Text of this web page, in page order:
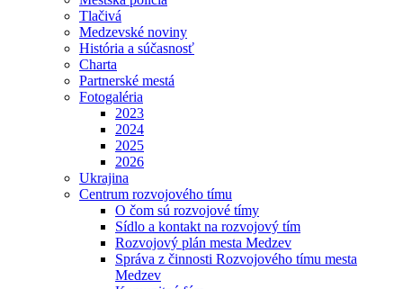
Tlačivá
Medzevské noviny
História a súčasnosť
Charta
Partnerské mestá
Fotogaléria
2023
2024
2025
2026
Ukrajina
Centrum rozvojového tímu
O čom sú rozvojové tímy
Sídlo a kontakt na rozvojový tím
Rozvojový plán mesta Medzev
Správa z činnosti Rozvojového tímu mesta
Medzev